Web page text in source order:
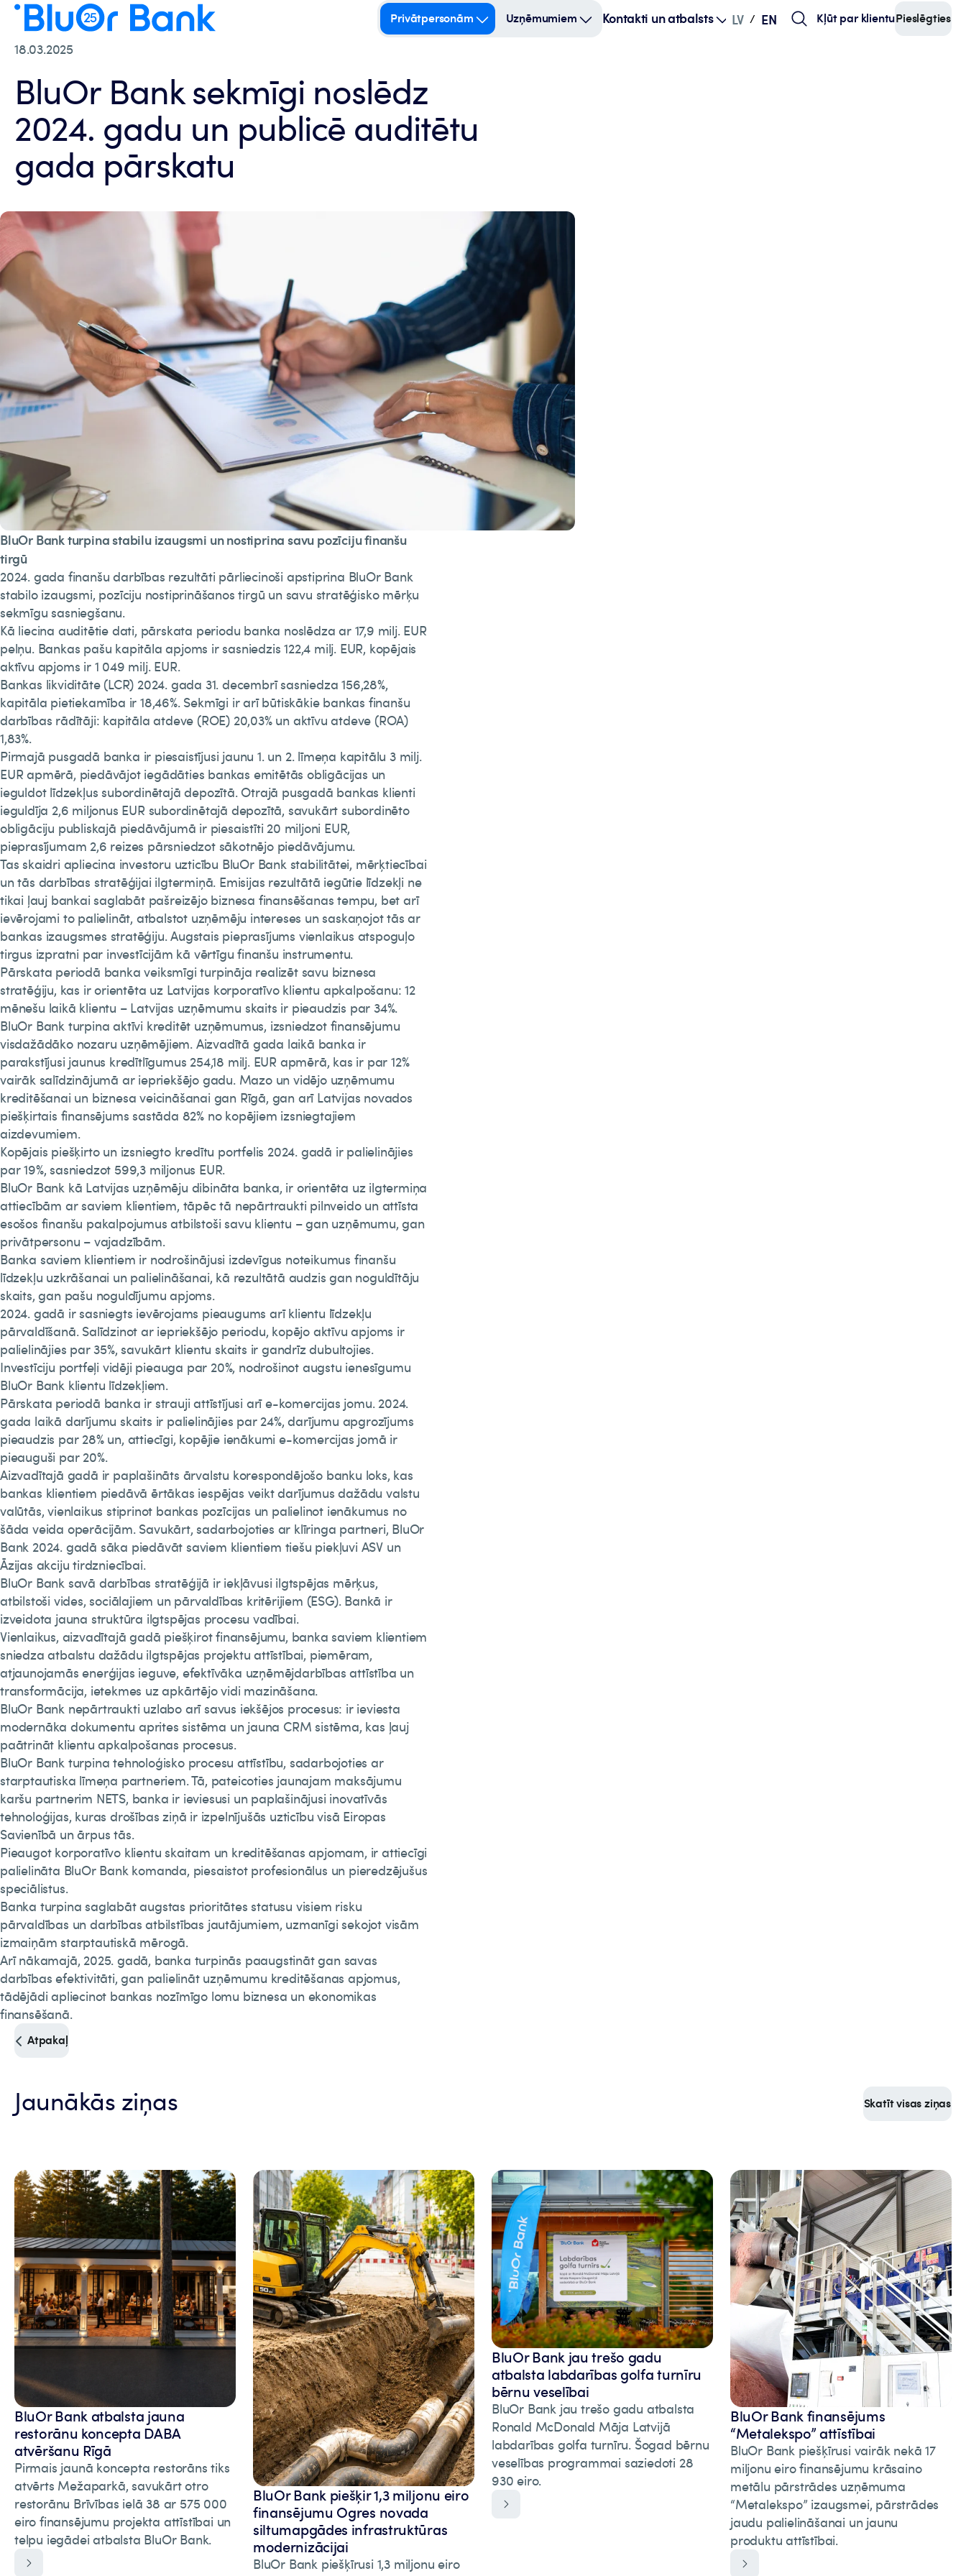
Privātpersonām Uzņēmumiem Kontakti un atbalsts LV / EN Kļūt par klientuPieslēgties
18.03.2025
BluOr Bank sekmīgi noslēdz
2024. gadu un publicē auditētu
gada pārskatu
BluOr Bank turpina stabilu izaugsmi un nostiprina savu pozīciju finanšu
tirgū
2024. gada finanšu darbības rezultāti pārliecinoši apstiprina BluOr Bank
stabilo izaugsmi, pozīciju nostiprināšanos tirgū un savu stratēģisko mērķu
sekmīgu sasniegšanu.
Kā liecina auditētie dati, pārskata periodu banka noslēdza ar 17,9 milj. EUR
pelņu. Bankas pašu kapitāla apjoms ir sasniedzis 122,4 milj. EUR, kopējais
aktīvu apjoms ir 1 049 milj. EUR.
Bankas likviditāte (LCR) 2024. gada 31. decembrī sasniedza 156,28%,
kapitāla pietiekamība ir 18,46%. Sekmīgi ir arī būtiskākie bankas finanšu
darbības rādītāji: kapitāla atdeve (ROE) 20,03% un aktīvu atdeve (ROA)
1,83%.
Pirmajā pusgadā banka ir piesaistījusi jaunu 1. un 2. līmeņa kapitālu 3 milj.
EUR apmērā, piedāvājot iegādāties bankas emitētās obligācijas un
ieguldot līdzekļus subordinētajā depozītā. Otrajā pusgadā bankas klienti
ieguldīja 2,6 miljonus EUR subordinētajā depozītā, savukārt subordinēto
obligāciju publiskajā piedāvājumā ir piesaistīti 20 miljoni EUR,
pieprasījumam 2,6 reizes pārsniedzot sākotnējo piedāvājumu.
Tas skaidri apliecina investoru uzticību BluOr Bank stabilitātei, mērķtiecībai
un tās darbības stratēģijai ilgtermiņā. Emisijas rezultātā iegūtie līdzekļi ne
tikai ļauj bankai saglabāt pašreizējo biznesa finansēšanas tempu, bet arī
ievērojami to palielināt, atbalstot uzņēmēju intereses un saskaņojot tās ar
bankas izaugsmes stratēģiju. Augstais pieprasījums vienlaikus atspoguļo
tirgus izpratni par investīcijām kā vērtīgu finanšu instrumentu.
Pārskata periodā banka veiksmīgi turpināja realizēt savu biznesa
stratēģiju, kas ir orientēta uz Latvijas korporatīvo klientu apkalpošanu: 12
mēnešu laikā klientu – Latvijas uzņēmumu skaits ir pieaudzis par 34%.
BluOr Bank turpina aktīvi kreditēt uzņēmumus, izsniedzot finansējumu
visdažādāko nozaru uzņēmējiem. Aizvadītā gada laikā banka ir
parakstījusi jaunus kredītlīgumus 254,18 milj. EUR apmērā, kas ir par 12%
vairāk salīdzinājumā ar iepriekšējo gadu. Mazo un vidējo uzņēmumu
kreditēšanai un biznesa veicināšanai gan Rīgā, gan arī Latvijas novados
piešķirtais finansējums sastāda 82% no kopējiem izsniegtajiem
aizdevumiem.
Kopējais piešķirto un izsniegto kredītu portfelis 2024. gadā ir palielinājies
par 19%, sasniedzot 599,3 miljonus EUR.
BluOr Bank kā Latvijas uzņēmēju dibināta banka, ir orientēta uz ilgtermiņa
attiecībām ar saviem klientiem, tāpēc tā nepārtraukti pilnveido un attīsta
esošos finanšu pakalpojumus atbilstoši savu klientu – gan uzņēmumu, gan
privātpersonu – vajadzībām.
Banka saviem klientiem ir nodrošinājusi izdevīgus noteikumus finanšu
līdzekļu uzkrāšanai un palielināšanai, kā rezultātā audzis gan noguldītāju
skaits, gan pašu noguldījumu apjoms.
2024. gadā ir sasniegts ievērojams pieaugums arī klientu līdzekļu
pārvaldīšanā. Salīdzinot ar iepriekšējo periodu, kopējo aktīvu apjoms ir
palielinājies par 35%, savukārt klientu skaits ir gandrīz dubultojies.
Investīciju portfeļi vidēji pieauga par 20%, nodrošinot augstu ienesīgumu
BluOr Bank klientu līdzekļiem.
Pārskata periodā banka ir strauji attīstījusi arī e-komercijas jomu. 2024.
gada laikā darījumu skaits ir palielinājies par 24%, darījumu apgrozījums
pieaudzis par 28% un, attiecīgi, kopējie ienākumi e-komercijas jomā ir
pieauguši par 20%.
Aizvadītajā gadā ir paplašināts ārvalstu korespondējošo banku loks, kas
bankas klientiem piedāvā ērtākas iespējas veikt darījumus dažādu valstu
valūtās, vienlaikus stiprinot bankas pozīcijas un palielinot ienākumus no
šāda veida operācijām. Savukārt, sadarbojoties ar klīringa partneri, BluOr
Bank 2024. gadā sāka piedāvāt saviem klientiem tiešu piekļuvi ASV un
Āzijas akciju tirdzniecībai.
BluOr Bank savā darbības stratēģijā ir iekļāvusi ilgtspējas mērķus,
atbilstoši vides, sociālajiem un pārvaldības kritērijiem (ESG). Bankā ir
izveidota jauna struktūra ilgtspējas procesu vadībai.
Vienlaikus, aizvadītajā gadā piešķirot finansējumu, banka saviem klientiem
sniedza atbalstu dažādu ilgtspējas projektu attīstībai, piemēram,
atjaunojamās enerģijas ieguve, efektīvāka uzņēmējdarbības attīstība un
transformācija, ietekmes uz apkārtējo vidi mazināšana.
BluOr Bank nepārtraukti uzlabo arī savus iekšējos procesus: ir ieviesta
modernāka dokumentu aprites sistēma un jauna CRM sistēma, kas ļauj
paātrināt klientu apkalpošanas procesus.
BluOr Bank turpina tehnoloģisko procesu attīstību, sadarbojoties ar
starptautiska līmeņa partneriem. Tā, pateicoties jaunajam maksājumu
karšu partnerim NETS, banka ir ieviesusi un paplašinājusi inovatīvās
tehnoloģijas, kuras drošības ziņā ir izpelnījušās uzticību visā Eiropas
Savienībā un ārpus tās.
Pieaugot korporatīvo klientu skaitam un kreditēšanas apjomam, ir attiecīgi
palielināta BluOr Bank komanda, piesaistot profesionālus un pieredzējušus
speciālistus.
Banka turpina saglabāt augstas prioritātes statusu visiem risku
pārvaldības un darbības atbilstības jautājumiem, uzmanīgi sekojot visām
izmaiņām starptautiskā mērogā.
Arī nākamajā, 2025. gadā, banka turpinās paaugstināt gan savas
darbības efektivitāti, gan palielināt uzņēmumu kreditēšanas apjomus,
tādējādi apliecinot bankas nozīmīgo lomu biznesa un ekonomikas
finansēšanā.
Atpakaļ
Jaunākās ziņas Skatīt visas ziņas
BluOr Bank atbalsta jauna
restorānu koncepta DABA
atvēršanu Rīgā
Pirmais jaunā koncepta restorāns tiks
atvērts Mežaparkā, savukārt otro
restorānu Brīvības ielā 38 ar 575 000
eiro finansējumu projekta attīstībai un
telpu iegādei atbalsta BluOr Bank.
BluOr Bank piešķir 1,3 miljonu eiro
finansējumu Ogres novada
siltumapgādes infrastruktūras
modernizācijai
BluOr Bank piešķīrusi 1,3 miljonu eiro
BluOr Bank jau trešo gadu
atbalsta labdarības golfa turnīru
bērnu veselībai
BluOr Bank jau trešo gadu atbalsta
Ronald McDonald Māja Latvijā
labdarības golfa turnīru. Šogad bērnu
veselības programmai saziedoti 28
930 eiro.
BluOr Bank finansējums
“Metalekspo” attīstībai
BluOr Bank piešķīrusi vairāk nekā 17
miljonu eiro finansējumu krāsaino
metālu pārstrādes uzņēmuma
“Metalekspo” izaugsmei, pārstrādes
jaudu palielināšanai un jaunu
produktu attīstībai.